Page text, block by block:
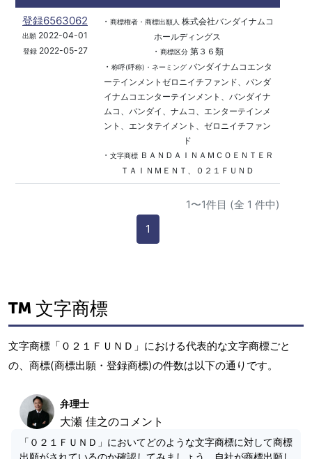
登録6563062
出願 2022-04-01
登録2022-05-27
・ 商標権者・商標出願人 株式会社バンダイナムコ
ホールディングス
・ 商標区分第３６類
・ 称呼(呼称)・ネーミングバンダイナムコエンタ
ーテインメントゼロニイチファンド、バンダ
イナムコエンターテインメント、バンダイナ
ムコ、バンダイ、ナムコ、エンターテインメ
ント、エンタテイメント、ゼロニイチファン
ド
・ 文字商標ＢＡＮＤＡＩＮＡＭＣＯＥＮＴＥＲ
ＴＡＩＮＭＥＮＴ、０２１ＦＵＮＤ
1〜1件目 (全 1 件中)
1
文字商標
文字商標「０２１ＦＵＮＤ」における代表的な文字商標ごと
の、商標(商標出願・登録商標)の件数は以下の通りです。
弁理士
大瀬 佳之のコメント
「０２１ＦＵＮＤ」においてどのような文字商標に対して商標